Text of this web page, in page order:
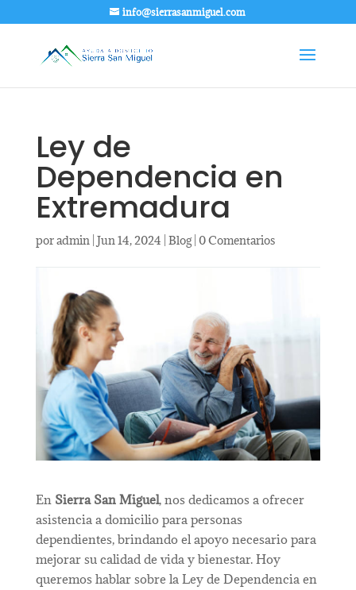
info@sierrasanmiguel.com
Ley de
Dependencia en
Extremadura
poradmin| Jun 14, 2024 Blog| 0 Comentarios
En Sierra San Miguel, nos dedicamos a ofrecer
asistencia a domicilio para personas
dependientes, brindando el apoyo necesario para
mejorar su calidad de vida y bienestar. Hoy
queremos hablar sobre la Ley de Dependencia en